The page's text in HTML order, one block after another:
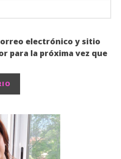
electrónico y sitio
para la próxima vez que